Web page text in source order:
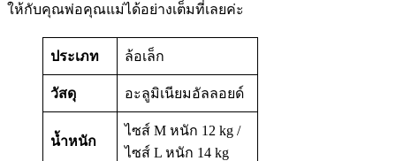
ให้กับคุณพ่อคุณแม่ได้อย่างเต็มที่เลยค่ะ
ประเภท ล้อเล็ก
วัสดุ อะลูมิเนียมอัลลอยด์
น้ำหนัก
ไซส์ M หนัก 12 kg /
ไซส์ L หนัก 14 kg